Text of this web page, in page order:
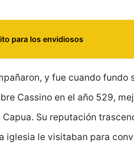
para los envidiosos
y fue cuando fundo
Cassino en el año 529,
Su reputación
iglesia le visitaban para